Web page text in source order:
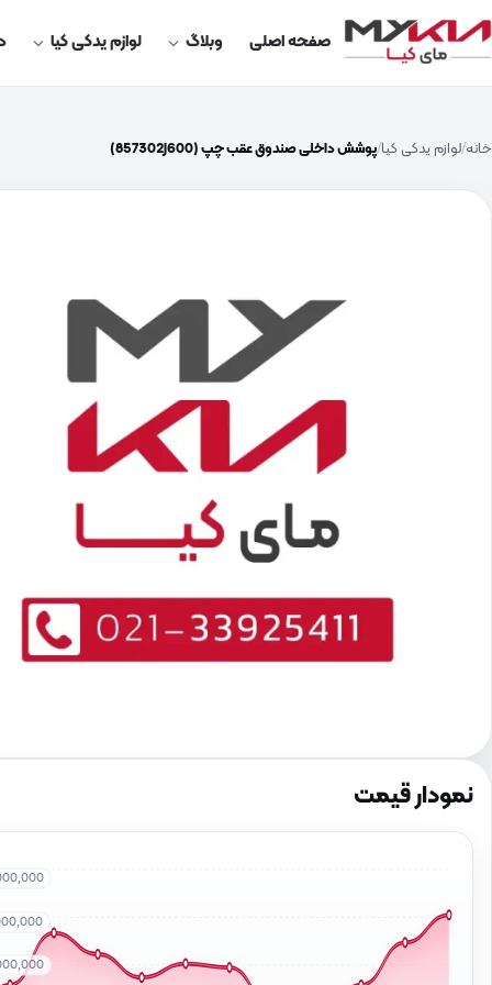
صفحه اصلی وبلاگ لوازم یدکی کیا
خانه لوازم یدکی کیا پوشش داخلی صندوق عقب چپ (857302J600)
نمودار قیمت